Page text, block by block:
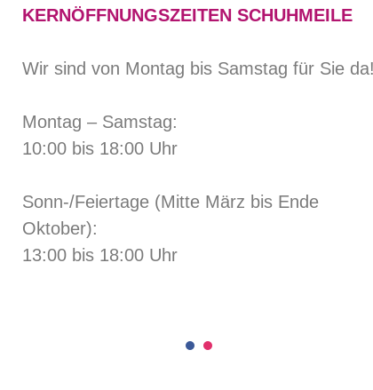
KERNÖFFNUNGSZEITEN SCHUHMEILE
Wir sind von Montag bis Samstag für Sie da!
Montag – Samstag:
10:00 bis 18:00 Uhr
Sonn-/Feiertage (Mitte März bis Ende
Oktober):
13:00 bis 18:00 Uhr